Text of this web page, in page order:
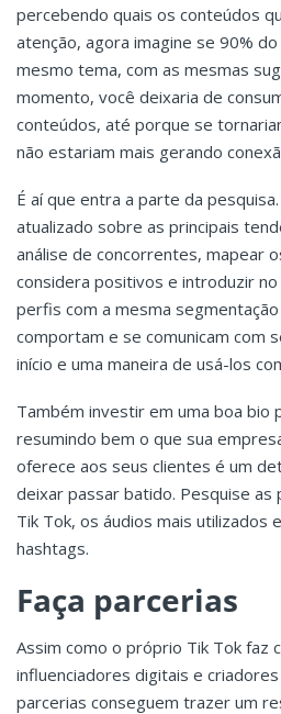
percebendo quais os conteúdos
atenção, agora imagine se 90%
mesmo tema, com as mesmas
momento, você deixaria de
conteúdos, até porque se
não estariam mais gerando
É aí que entra a parte da
atualizado sobre as principais
análise de concorrentes, mapear
considera positivos e introduzir
perfis com a mesma
comportam e se comunicam com
início e uma maneira de usá-los
Também investir em uma boa bio
resumindo bem o que sua
oferece aos seus clientes é um
deixar passar batido. Pesquise as
Tik Tok, os áudios mais utilizados
hashtags.
Faça parcerias
Assim como o próprio Tik Tok faz
influenciadores digitais e
parcerias conseguem trazer um